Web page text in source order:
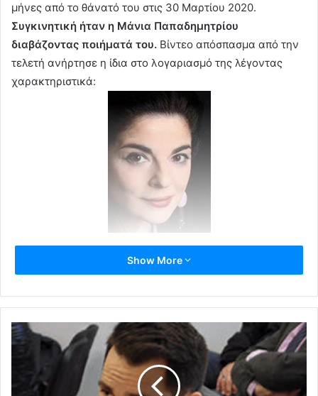
μήνες από το θάνατό του στις 30 Μαρτίου 2020.
Συγκινητική ήταν η Μάνια Παπαδημητρίου
διαβάζοντας ποιήματά του. Βίντεο απόσπασμα από την
τελετή ανήρτησε η ίδια στο λογαριασμό της λέγοντας
χαρακτηριστικά:
“Αθάνατος !!!! Τρείς φορές καταδικασθείς σε θάνατο και
τον νίκησε.
Τι κι αν νίκησε εκείνος στο τέλος όπως κάνει πάντα
ζωή
Και τώρα πιά ο ” θανάτω θάνατον πατήσας ” απλά
ξεκουράζεται Κι ο κήπος ανθίζει δίπλα του.
Show More